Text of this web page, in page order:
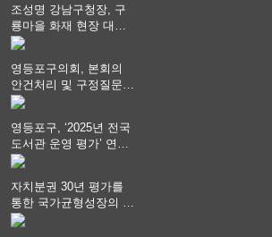
조성명 강남구청장, 구
룡마을 화재 현장 대응
지휘
영등포구의회, 본회의
안건처리 및 구정질문
실시
영등포구, ‘2025년 전국
도서관 운영 평가’ 연속
최고 영예 장관상에서
자치분권 30년 평가를
통한 국가균형성장의 방
향과 과제 논의